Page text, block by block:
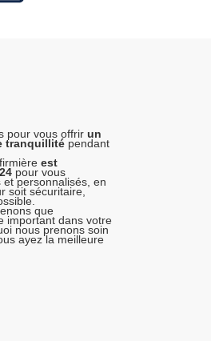
pour vous offrir un
tranquillité pendant
est
pour vous
personnalisés, en
soit sécuritaire,
que
important dans votre
nous prenons soin
ayez la meilleure